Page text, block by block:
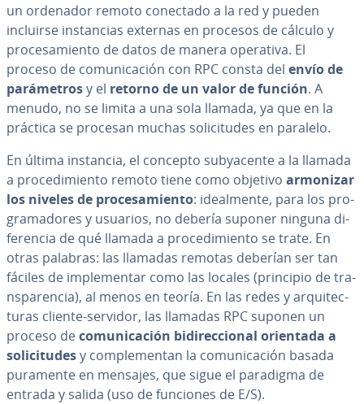
un ordenador remoto conectado a la red y pueden
incluirse in­s­ta­n­cias externas en procesos de cálculo y
pro­ce­sa­mie­n­to de datos de manera operativa. El
proceso de co­mu­ni­ca­ción con RPC consta del envío de
pa­rá­me­trosy el retorno de un valor de función. A
menudo, no se limita a una sola llamada, ya que en la
práctica se procesan muchas so­li­ci­tu­des en paralelo.
En última instancia, el concepto su­b­ya­ce­n­te a la llamada
a pro­ce­di­mie­n­to remoto tiene como objetivo armonizar
los niveles de pro­ce­sa­mie­n­to: idea­l­me­n­te, para los pro­
gra­ma­do­res y usuarios, no debería suponer ninguna di­
fe­re­n­cia de qué llamada a pro­ce­di­mie­n­to se trate. En
otras palabras: las llamadas remotas deberían ser tan
fáciles de im­ple­me­n­tar como las locales (principio de tra­
n­s­pa­re­n­cia), al menos en teoría. En las redes y ar­qui­te­c­
tu­ras cliente-servidor, las llamadas RPC suponen un
proceso deco­mu­ni­ca­ción bi­di­re­c­cio­nal orientada a
so­li­ci­tu­desy co­m­ple­me­n­tan la co­mu­ni­ca­ción basada
puramente en mensajes, que sigue el paradigma de
entrada y salida (uso de funciones de E/S).